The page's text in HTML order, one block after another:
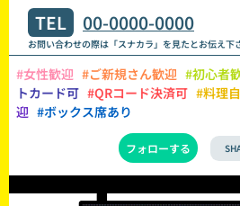
TEL 00-0000-0000
お問い合わせの際は「スナカラ」を見たとお伝え下
#女性歓迎 #ご新規さん歓迎 #初心者
トカード可 #QRコード決済可 #料理
迎 #ボックス席あり
フォローする